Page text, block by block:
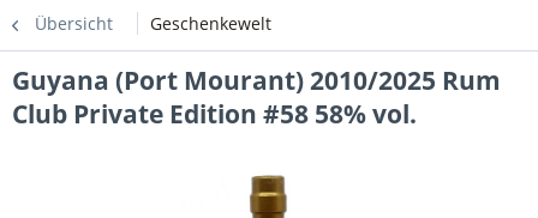
Übersicht Geschenkewelt
Guyana (Port Mourant) 2010/2025 Rum
Club Private Edition #58 58% vol.